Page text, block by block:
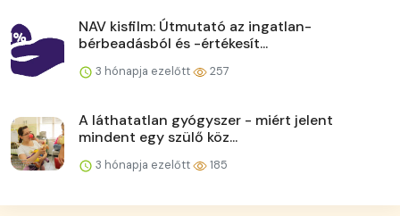
NAV kisfilm: Útmutató az ingatlan-
bérbeadásból és -értékesít...
3 hónapja ezelőtt 257
A láthatatlan gyógyszer - miért jelent
mindent egy szülő köz...
3 hónapja ezelőtt 185